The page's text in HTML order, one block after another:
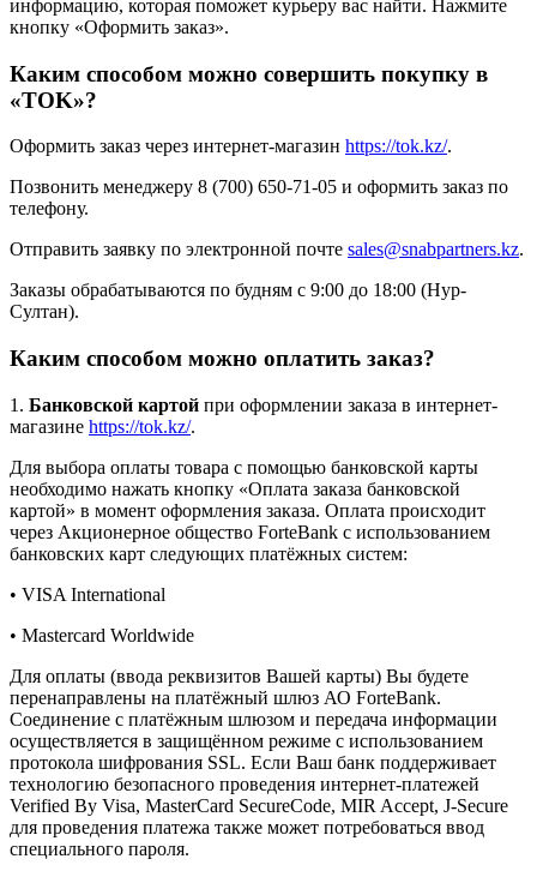
информацию, которая поможет курьеру вас найти. Нажмите
кнопку «Оформить заказ».
Каким способом можно совершить покупку в
«TOK»?
Оформить заказ через интернет-магазин https://tok.kz/.
Позвонить менеджеру 8 (700) 650-71-05 и оформить заказ по
телефону.
Отправить заявку по электронной почте sales@snabpartners.kz.
Заказы обрабатываются по будням с 9:00 до 18:00 (Нур-
Султан).
Каким способом можно оплатить заказ?
1. Банковской картой при оформлении заказа в интернет-
магазине https://tok.kz/.
Для выбора оплаты товара с помощью банковской карты
необходимо нажать кнопку «Оплата заказа банковской
картой» в момент оформления заказа. Оплата происходит
через Акционерное общество ForteBank с использованием
банковских карт следующих платёжных систем:
• VISA International
• Mastercard Worldwide
Для оплаты (ввода реквизитов Вашей карты) Вы будете
перенаправлены на платёжный шлюз АО ForteBank.
Соединение с платёжным шлюзом и передача информации
осуществляется в защищённом режиме с использованием
протокола шифрования SSL. Если Ваш банк поддерживает
технологию безопасного проведения интернет-платежей
Verified By Visa, MasterCard SecureCode, MIR Accept, J-Secure
для проведения платежа также может потребоваться ввод
специального пароля.